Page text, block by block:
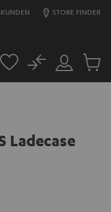
STORE FINDER
Mein
Konto
No
Artikel
Ladecase